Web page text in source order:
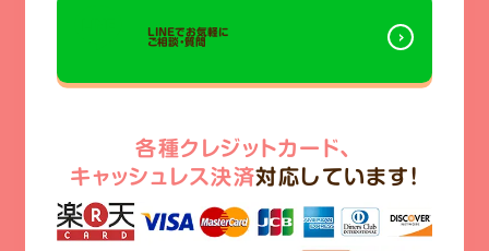
LINEでお気軽に
ご相談・質問
各種クレジットカード、
キャッシュレス決済対応しています!